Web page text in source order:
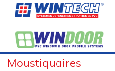
Moustiquaires